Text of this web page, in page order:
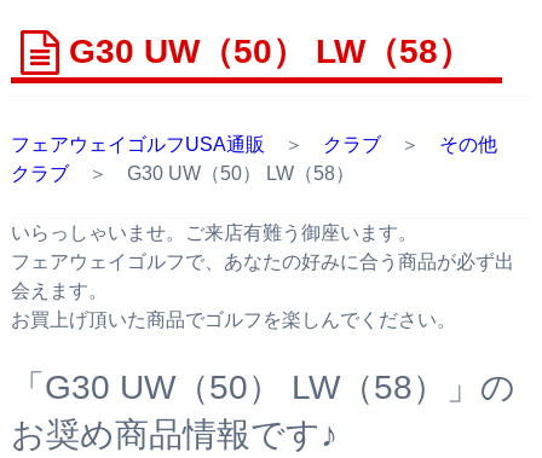
G30 UW（50） LW（58）
フェアウェイゴルフUSA通販 ＞ クラブ＞ その他
クラブ＞ G30 UW（50） LW（58）
いらっしゃいませ。ご来店有難う御座います。
フェアウェイゴルフで、あなたの好みに合う商品が必ず出
会えます。
お買上げ頂いた商品でゴルフを楽しんでください。
「G30 UW（50） LW（58）」の
お奨め商品情報です♪